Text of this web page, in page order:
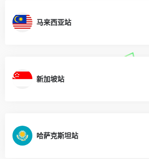
马来西亚站
新加坡站
哈萨克斯坦站